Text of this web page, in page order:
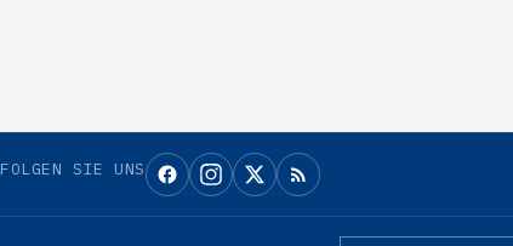
FOLGEN SIE UNS